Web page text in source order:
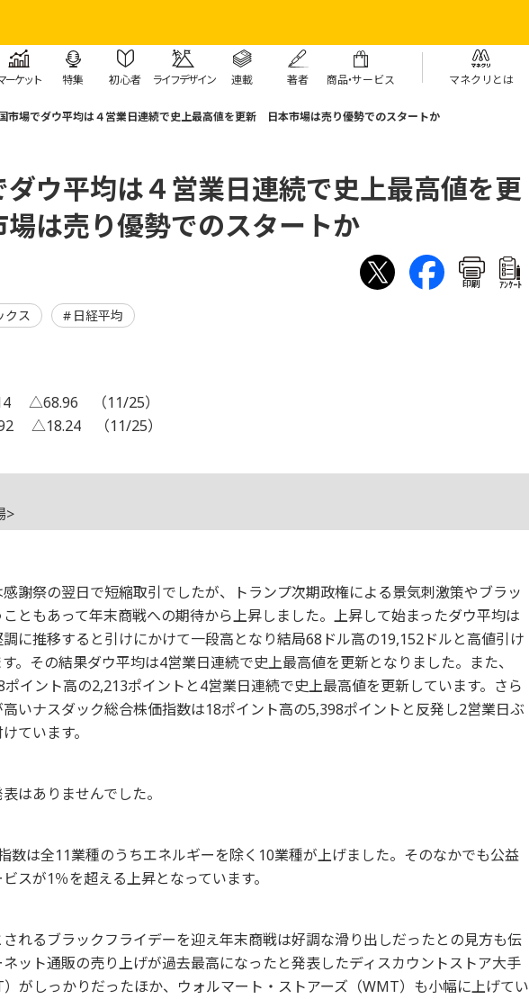
ーケット 特集 初心者 ライフデザイン 連載 著者 商品・サービス マネクリとは
市場でダウ平均は４営業日連続で史上最高値を更新 日本市場は売り優勢でのスタートか
ウ平均は４営業日連続で史上最高値を更
は売り優勢でのスタートか
印刷 ｱﾝｹｰﾄ
クス 日経平均
△68.96 （11/25）
△18.24 （11/25）
>
謝祭の翌日で短縮取引でしたが、トランプ次期政権による景気刺激策やブラッ
ともあって年末商戦への期待から上昇しました。上昇して始まったダウ平均は
に推移すると引けにかけて一段高となり結局68ドル高の19,152ドルと高値引け
。その結果ダウ平均は4営業日連続で史上最高値を更新となりました。また、
イント高の2,213ポイントと4営業日連続で史上最高値を更新しています。さら
いナスダック総合株価指数は18ポイント高の5,398ポイントと反発し2営業日ぶ
ています。
はありませんでした。
数は全11業種のうちエネルギーを除く10業種が上げました。そのなかでも公益
スが1％を超える上昇となっています。
れるブラックフライデーを迎え年末商戦は好調な滑り出しだったとの見方も伝
ット通販の売り上げが過去最高になったと発表したディスカウントストア大手
がしっかりだったほか、ウォルマート・ストアーズ（WMT）も小幅に上げてい